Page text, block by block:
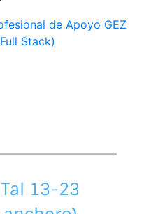
de Apoyo GEZ
Stack)